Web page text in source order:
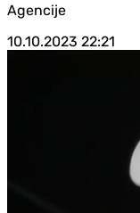
Agencije
10.10.2023 22:21